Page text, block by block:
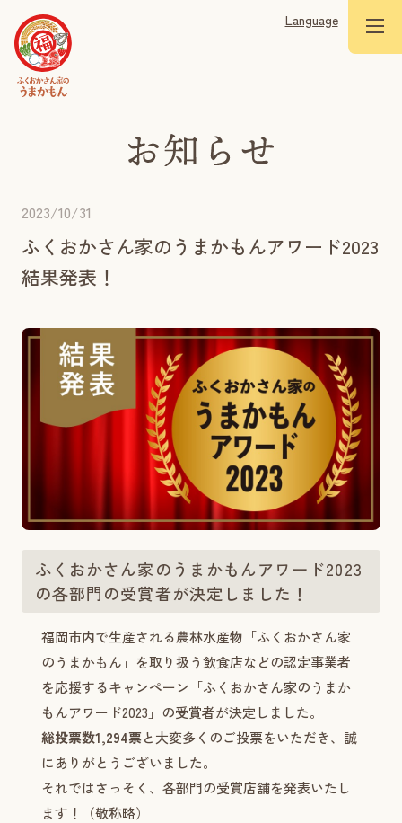
Language
2023/10/31
ふくおかさん家のうまかもんアワード2023
結果発表！
ふくおかさん家のうまかもんアワード2023
の各部門の受賞者が決定しました！
福岡市内で生産される農林水産物「ふくおかさん家
のうまかもん」を取り扱う飲食店などの認定事業者
を応援するキャンペーン「ふくおかさん家のうまか
もんアワード2023」の受賞者が決定しました。
総投票数1,294票と大変多くのご投票をいただき、誠
にありがとうございました。
それではさっそく、各部門の受賞店舗を発表いたし
ます！（敬称略）